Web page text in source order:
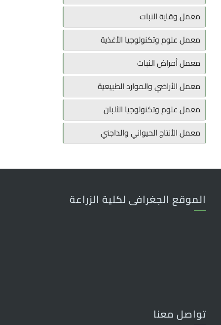
معمل وقاية النبات
معمل علوم وتكنولوجيا الأغذية
معمل أمراض النبات
معمل الأراضي والموارد الطبيعية
معمل علوم وتكنولوجيا الألبان
معمل الأنتاج الحيواني والداجني
الموقع الجغرافى لكلية الزراعة
تواصل معنا